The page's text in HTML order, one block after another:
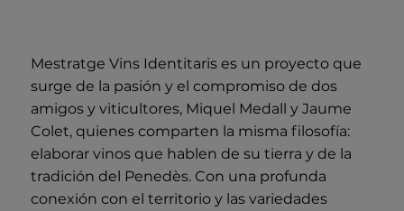
Mestratge Vins Identitaris es un proyecto que
surge de la pasión y el compromiso de dos
amigos y viticultores, Miquel Medall y Jaume
Colet, quienes comparten la misma filosofía:
elaborar vinos que hablen de su tierra y de la
tradición del Penedès. Con una profunda
conexión con el territorio y las variedades